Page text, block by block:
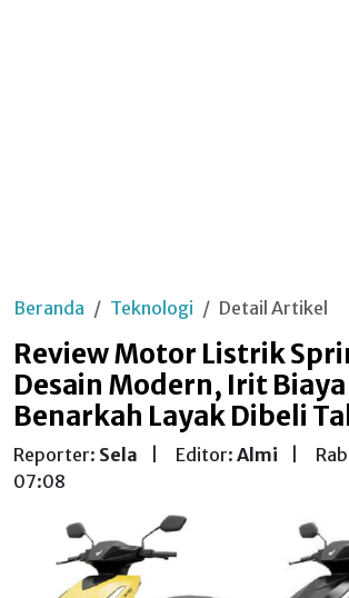
Beranda Teknologi Detail Artikel
Review Motor Listrik
Desain Modern, Irit
Benarkah Layak Dibeli
Reporter: Sela Editor: Almi
07:08